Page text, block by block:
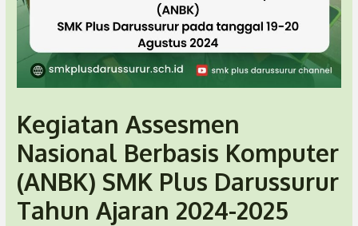
Kegiatan Assesmen
Nasional Berbasis Komputer
(ANBK) SMK Plus Darussurur
Tahun Ajaran 2024-2025